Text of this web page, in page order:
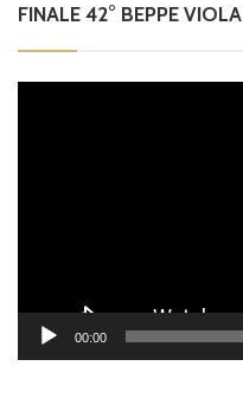
FINALE 42° BEPPE VIOLA
00:00